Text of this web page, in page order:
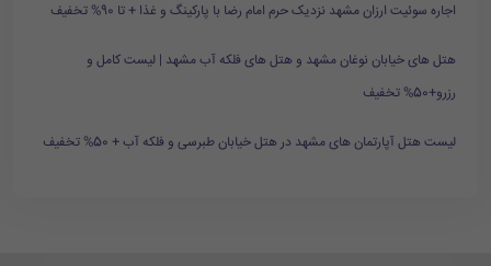
اجاره سوئیت ارزان مشهد نزدیک حرم امام رضا با پارکینگ و غذا + تا 90% تخفیف
هتل های خیابان نوغان مشهد و هتل های فلکه آب مشهد | لیست کامل و
رزرو+50% تخفیف
لیست هتل آپارتمان های مشهد در هتل خیابان طبرسی و فلکه آب + 50% تخفیف